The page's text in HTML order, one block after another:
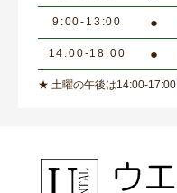
9:00-13:00 ●
14:00-18:00 ●
★ 土曜の午後は14:00-17:00